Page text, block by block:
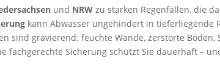
und NRW zu starken Regenfällen, die
kann Abwasser ungehindert in tieferliegende
sind gravierend: feuchte Wände, zerstörte
fachgerechte Sicherung schützt Sie dauerhaft –